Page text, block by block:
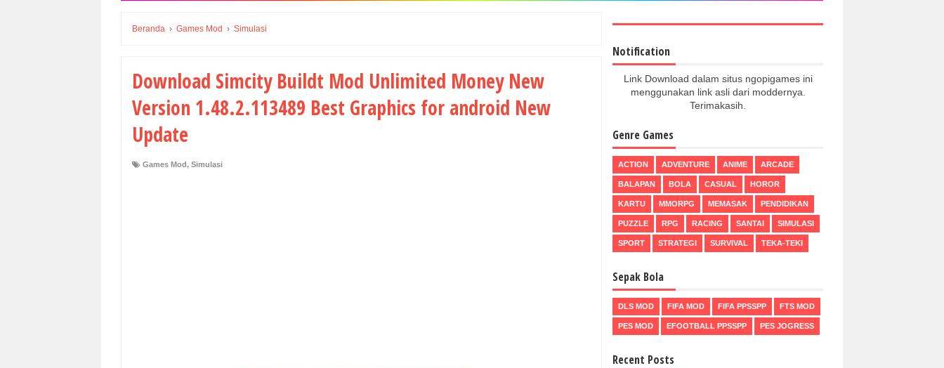
Beranda › Games Mod › Simulasi
Download Simcity Buildt Mod Unlimited Money New
Version 1.48.2.113489 Best Graphics for android New
Update
Games Mod, Simulasi
Notification
Link Download dalam situs ngopigames ini
menggunakan link asli dari moddernya.
Terimakasih.
Genre Games
ACTION ADVENTURE ANIME ARCADE
BALAPAN BOLA CASUAL HOROR
KARTU MMORPG MEMASAK PENDIDIKAN
PUZZLE RPG RACING SANTAI SIMULASI
SPORT STRATEGI SURVIVAL TEKA-TEKI
Sepak Bola
DLS MOD FIFA MOD FIFA PPSSPP FTS MOD
PES MOD EFOOTBALL PPSSPP PES JOGRESS
Recent Posts